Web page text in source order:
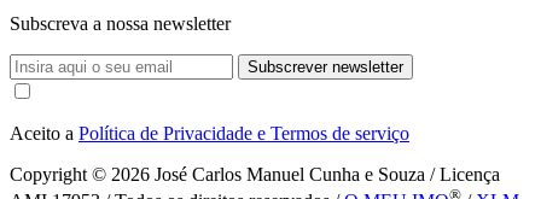
Subscreva a nossa newsletter
Subscrever newsletter
Aceito a Política de Privacidade e Termos de serviço
Copyright © 2026 José Carlos Manuel Cunha e Souza / Licença
®